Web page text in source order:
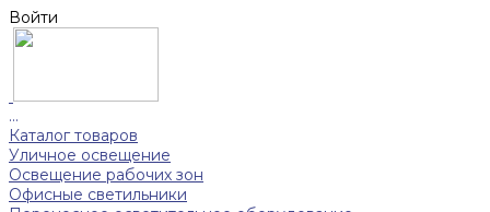
Войти
...
Каталог товаров
Уличное освещение
Освещение рабочих зон
Офисные светильники